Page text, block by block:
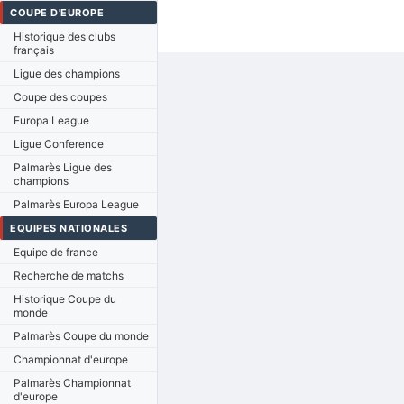
COUPE D'EUROPE
Historique des clubs
français
Ligue des champions
Coupe des coupes
Europa League
Ligue Conference
Palmarès Ligue des
champions
Palmarès Europa League
EQUIPES NATIONALES
Equipe de france
Recherche de matchs
Historique Coupe du
monde
Palmarès Coupe du monde
Championnat d'europe
Palmarès Championnat
d'europe